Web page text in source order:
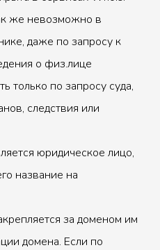
же невозможно в
даже по запросу к
о физ.лице
только по запросу суда,
следствия или
юридическое лицо,
название на
за доменом им
домена. Если по